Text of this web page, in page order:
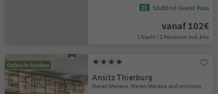
Südtirol Guest Pass
vanaf 102€
1 Nacht / 2 Personen Incl. btw
Online te boeken
Ansitz Thierburg
Meran/Merano, Meran/Merano and environs